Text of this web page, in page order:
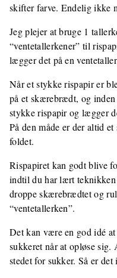
skifter farve. Endelig ikke
Jeg plejer at bruge 1
“ventetallerkener” til
lægger det på en
Når et stykke rispapir er
på et skærebrædt, og
stykke rispapir og lægger
På den måde er der altid
foldet.
Rispapiret kan godt blive
indtil du har lært teknikken
droppe skærebrædtet og
“ventetallerken”.
Det kan være en god idé at
sukkeret når at opløse
stedet for sukker. Så er